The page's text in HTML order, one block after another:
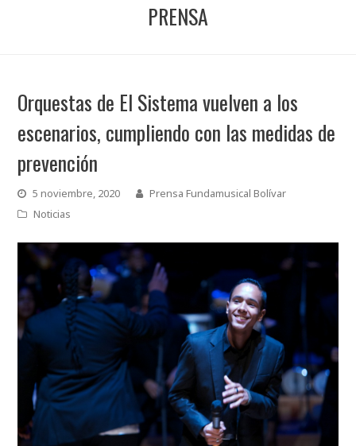
PRENSA
Orquestas de El Sistema vuelven a los
escenarios, cumpliendo con las medidas de
prevención
5 noviembre, 2020
Prensa Fundamusical Bolívar
Noticias